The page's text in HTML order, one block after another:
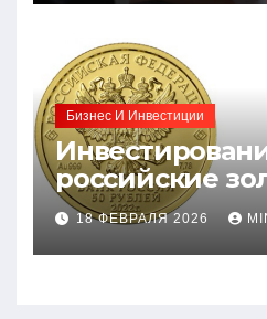
Бизнес И Инвестиции
российские
монеты:
руководство
18 ФЕВРАЛЯ 2026